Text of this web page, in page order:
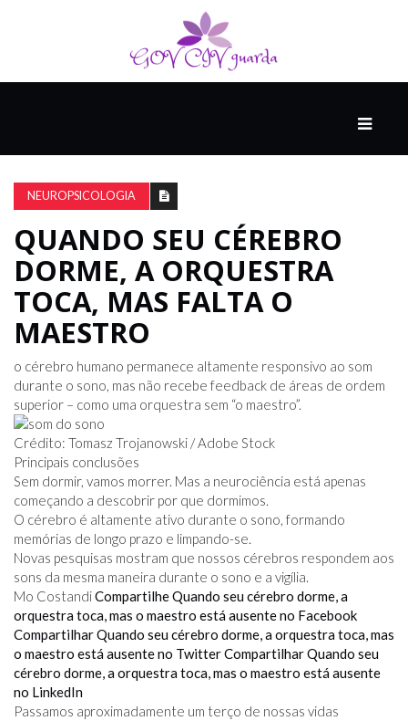
DO
THINK
COMPANHEIRO
COM
UM
ESTRONDO
NEUROPSICOLOGIA
QUANDO SEU CÉREBRO
DORME, A ORQUESTRA
TOCA, MAS FALTA O
MAESTRO
o cérebro humano permanece altamente responsivo ao som
durante o sono, mas não recebe feedback de áreas de ordem
superior – como uma orquestra sem “o maestro”.
Crédito: Tomasz Trojanowski / Adobe Stock
Principais conclusões
Sem dormir, vamos morrer. Mas a neurociência está apenas
começando a descobrir por que dormimos.
O cérebro é altamente ativo durante o sono, formando
memórias de longo prazo e limpando-se.
Novas pesquisas mostram que nossos cérebros respondem aos
sons da mesma maneira durante o sono e a vigília.
Mo CostandiCompartilhe Quando seu cérebro dorme, a
orquestra toca, mas o maestro está ausente no Facebook
Compartilhar Quando seu cérebro dorme, a orquestra toca, mas
o maestro está ausente no TwitterCompartilhar Quando seu
cérebro dorme, a orquestra toca, mas o maestro está ausente
no LinkedIn
Passamos aproximadamente um terço de nossas vidas